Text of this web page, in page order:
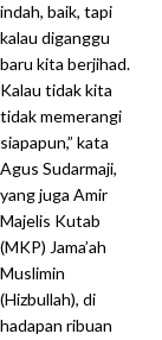
indah, baik, tapi
kalau diganggu
baru kita berjihad.
Kalau tidak kita
tidak memerangi
siapapun,” kata
Agus Sudarmaji,
yang juga Amir
Majelis Kutab
(MKP) Jama’ah
Muslimin
(Hizbullah), di
hadapan ribuan